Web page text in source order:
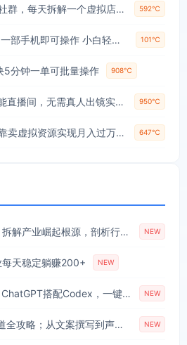
小红书虚拟店铺拆解社群，每天拆解一个虚拟店，简单实用(赠送小红书虚拟教程) 592℃
全新平台各类小游戏 一部手机即可操作 小白轻松上手 长期稳定 居家月入过万！！！ 101℃
5分钟一单可批量操作 908℃
抖音快手财神爷AI智能直播间，无需真人出镜实时互动，不封号礼物打赏赚到手软 950℃
闲鱼小众暴利赛道，靠卖虚拟资源实现月入过万，谁做谁赚钱 647℃
新能源车行业深度解析：拆解产业崛起根源，剖析行业内卷与海外贸易争端现状 NEW
天稳定躺赚200+ NEW
AI自动化电脑操控实战：ChatGPT搭配Codex，一键指令远程自动操控电脑完成工作 NEW
2026名人语录短视频赛道全攻略；从文案撰写到声音克隆部署，系统掌握涨粉变现双赢制作技术 NEW